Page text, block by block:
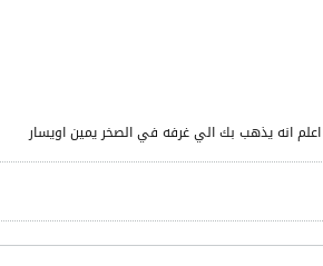
اعلم انه يذهب بك الي غرفه في الصخر يمين اويسار